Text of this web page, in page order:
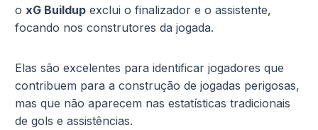
o xG Buildupexclui o finalizador e o assistente,
focando nos construtores da jogada.
Elas são excelentes para identificar jogadores que
contribuem para a construção de jogadas perigosas,
mas que não aparecem nas estatísticas tradicionais
de gols e assistências.